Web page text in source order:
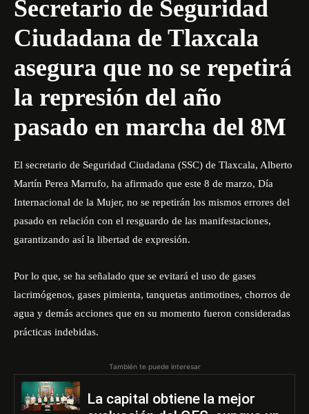
Secretario de Seguridad
Ciudadana de Tlaxcala
asegura que no se repetirá
la represión del año
pasado en marcha del 8M
El secretario de Seguridad Ciudadana (SSC) de Tlaxcala, Alberto
Martín Perea Marrufo, ha afirmado que este 8 de marzo, Día
Internacional de la Mujer, no se repetirán los mismos errores del
pasado en relación con el resguardo de las manifestaciones,
garantizando así la libertad de expresión.
Por lo que, se ha señalado que se evitará el uso de gases
lacrimógenos, gases pimienta, tanquetas antimotines, chorros de
agua y demás acciones que en su momento fueron consideradas
prácticas indebidas.
También te puede interesar
La capital obtiene la mejor